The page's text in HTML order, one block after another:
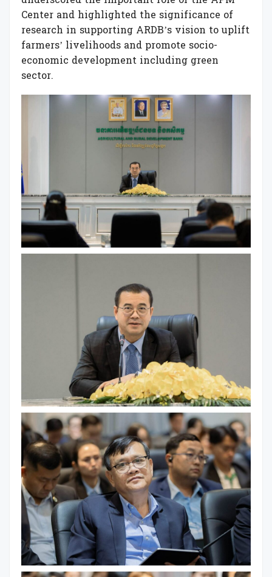
Center and highlighted the significance of
research in supporting ARDB’s vision to uplift
farmers’ livelihoods and promote socio-
economic development including green
sector.